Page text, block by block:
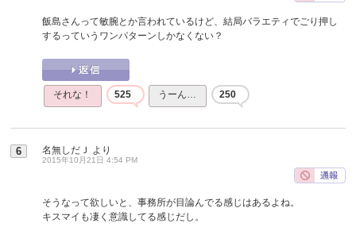
飯島さんって敏腕とか言われているけど、結局バラエティでごり押し
するっていうワンパターンしかなくない？
それな！ 525 うーん… 250
6 名無しだＪ より
2015年10月21日 4:54 PM
そうなって欲しいと、事務所が目論んでる感じはあるよね。
キスマイも凄く意識してる感じだし。